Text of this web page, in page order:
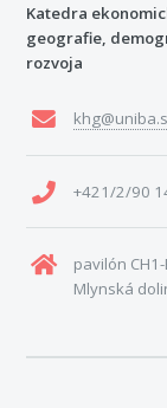
Katedra
geografie,
rozvoja
+421/2/90
pavilón
Mlynská